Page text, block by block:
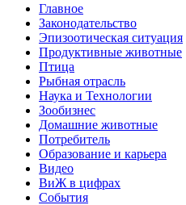
Главное
Законодательство
Эпизоотическая ситуация
Продуктивные животные
Птица
Рыбная отрасль
Наука и Технологии
Зообизнес
Домашние животные
Потребитель
Образование и карьера
Видео
ВиЖ в цифрах
События